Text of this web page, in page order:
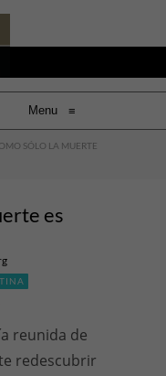
Menu ≡
SÓLO LA MUERTE
es
reunida de
redescubrir